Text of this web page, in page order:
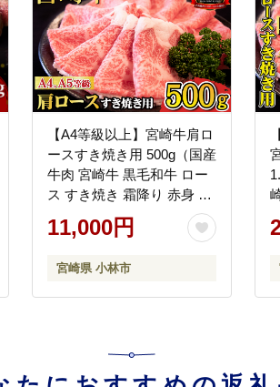
【A4等級以上】宮崎牛肩ロ
ースすき焼き用 500g（国産
牛肉 宮崎牛 黒毛和牛 ロー
ス すき焼き 霜降り 赤身 A4
11,000円
宮崎県 小林市